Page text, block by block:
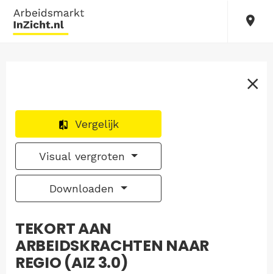
Vergelijk
Visual vergroten
Downloaden
TEKORT AAN
ARBEIDSKRACHTEN NAAR
REGIO (AIZ 3.0)